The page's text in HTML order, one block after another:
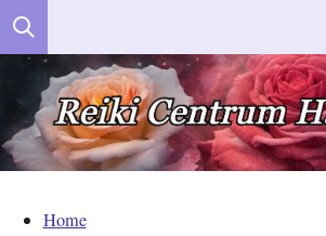
Ga
direct
de
hoofdinhoud
Home